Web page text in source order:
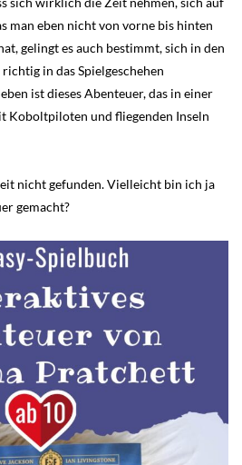
man eben nicht von vorne bis hinten
gelingt es auch bestimmt, sich in den
in das Spielgeschehen
ist dieses Abenteuer, das in einer
Koboltpiloten und fliegenden Inseln
nicht gefunden. Vielleicht bin ich ja
gemacht?